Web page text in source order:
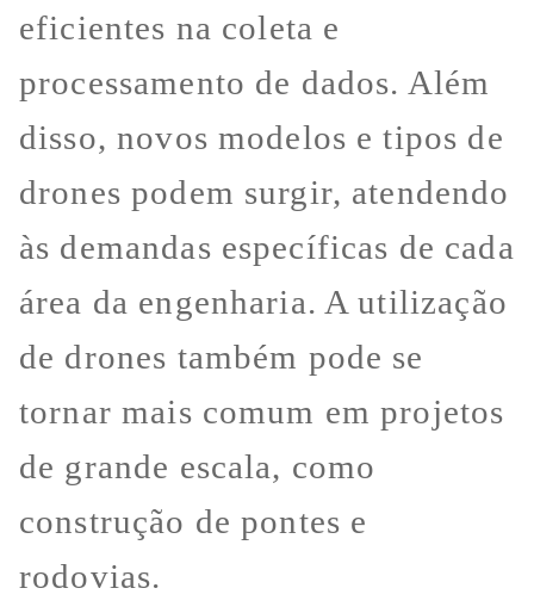
eficientes na coleta e
processamento de dados. Além
disso, novos modelos e tipos de
drones podem surgir, atendendo
às demandas específicas de cada
área da engenharia. A utilização
de drones também pode se
tornar mais comum em projetos
de grande escala, como
construção de pontes e
rodovias.